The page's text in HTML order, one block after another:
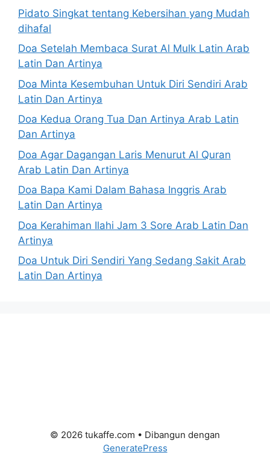
Pidato Singkat tentang Kebersihan yang Mudah
dihafal
Doa Setelah Membaca Surat Al Mulk Latin Arab
Latin Dan Artinya
Doa Minta Kesembuhan Untuk Diri Sendiri Arab
Latin Dan Artinya
Doa Kedua Orang Tua Dan Artinya Arab Latin
Dan Artinya
Doa Agar Dagangan Laris Menurut Al Quran
Arab Latin Dan Artinya
Doa Bapa Kami Dalam Bahasa Inggris Arab
Latin Dan Artinya
Doa Kerahiman Ilahi Jam 3 Sore Arab Latin Dan
Artinya
Doa Untuk Diri Sendiri Yang Sedang Sakit Arab
Latin Dan Artinya
© 2026 tukaffe.com • Dibangun dengan
GeneratePress